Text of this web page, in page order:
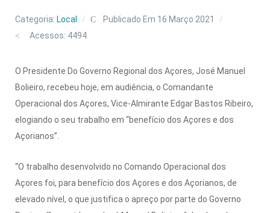
Categoria: Local
Publicado Em 16 Março 2021
Acessos: 4494
O Presidente Do Governo Regional dos Açores, José Manuel
Bolieiro, recebeu hoje, em audiência, o Comandante
Operacional dos Açores, Vice-Almirante Edgar Bastos Ribeiro,
elogiando o seu trabalho em “benefício dos Açores e dos
Açorianos”.
“O trabalho desenvolvido no Comando Operacional dos
Açores foi, para benefício dos Açores e dos Açorianos, de
elevado nível, o que justifica o apreço por parte do Governo